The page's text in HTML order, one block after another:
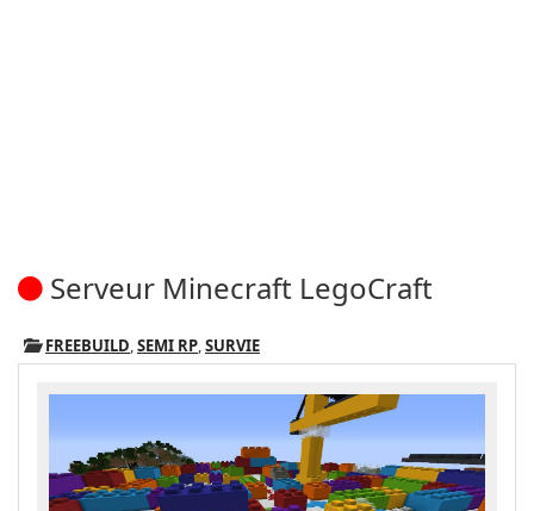
Serveur Minecraft LegoCraft
FREEBUILD,SEMI RP,SURVIE